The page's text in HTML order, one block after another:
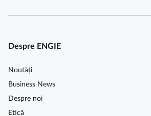
Despre ENGIE
Noutăți
Business News
Despre noi
Etică